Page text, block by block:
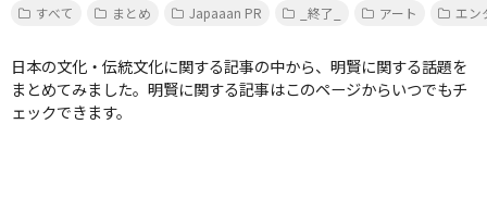
すべて
まとめ Japaaan PR _終了_ アート エン
日本の文化・伝統文化に関する記事の中から、明賢に関する話題を
まとめてみました。明賢に関する記事はこのページからいつでもチ
ェックできます。